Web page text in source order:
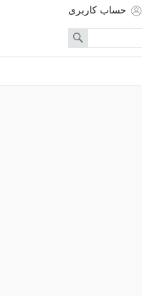
حساب کاربری
Search